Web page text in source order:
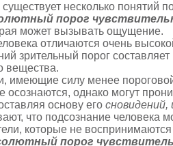
несколько понятий
порог
может вызывать ощущение.
отличаются очень
зрительный порог
вещества.
имеющие силу менее
осознаются, однако могут
основу его сновидений,
что подсознание человека
которые не
порог